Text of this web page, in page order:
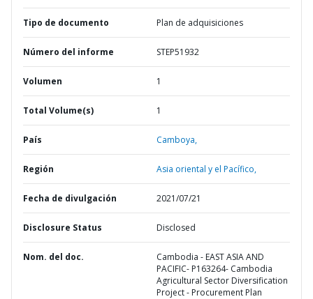
Tipo de documento Plan de adquisiciones
Número del informe STEP51932
Volumen 1
Total Volume(s) 1
País Camboya,
Región Asia oriental y el Pacífico,
Fecha de divulgación 2021/07/21
Disclosure Status Disclosed
Nom. del doc.
Cambodia - EAST ASIA AND
PACIFIC- P163264- Cambodia
Agricultural Sector Diversification
Project - Procurement Plan